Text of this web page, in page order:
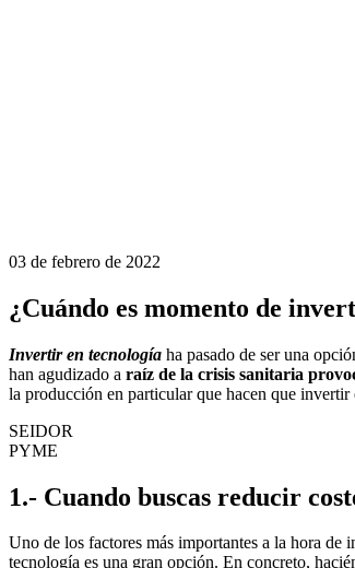
03 de febrero de 2022
¿Cuándo es momento de
Invertir en tecnología ha pasado de ser una
han agudizado a raíz de la crisis sanitaria
la producción en particular que hacen que
SEIDOR
PYME
1.- Cuando buscas reducir
Uno de los factores más importantes a la hora de
tecnología es una gran opción. En concreto,